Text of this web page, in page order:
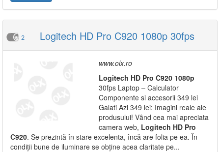
2 Logitech HD Pro C920 1080p 30fps
www.olx.ro
Logitech HD Pro C920 1080p
30fps Laptop – Calculator
Componente si accesorii 349 lei
Galati Azi 349 lei: Imagini reale ale
produsului! Vând cea mai apreciata
camera web, Logitech HD Pro
C920. Se prezintă în stare excelenta, încă are folia pe ea. În
condiții bune de iluminare se obține acea claritate pe...